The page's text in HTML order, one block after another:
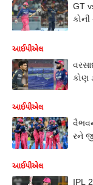
GT
આઈપીએલ
કોણ
આઈપીએલ
રને
આઈપીએલ
IPL